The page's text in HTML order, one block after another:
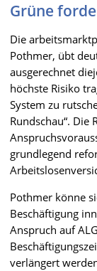
Grüne
Die
Pothmer, übt
ausgerechnet
höchste Risiko
System zu
Rundschau“. Die
grundlegend
Pothmer könne
Beschäftigung
Anspruch auf
verlängert